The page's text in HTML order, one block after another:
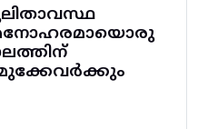
മനോഹരമായൊരു